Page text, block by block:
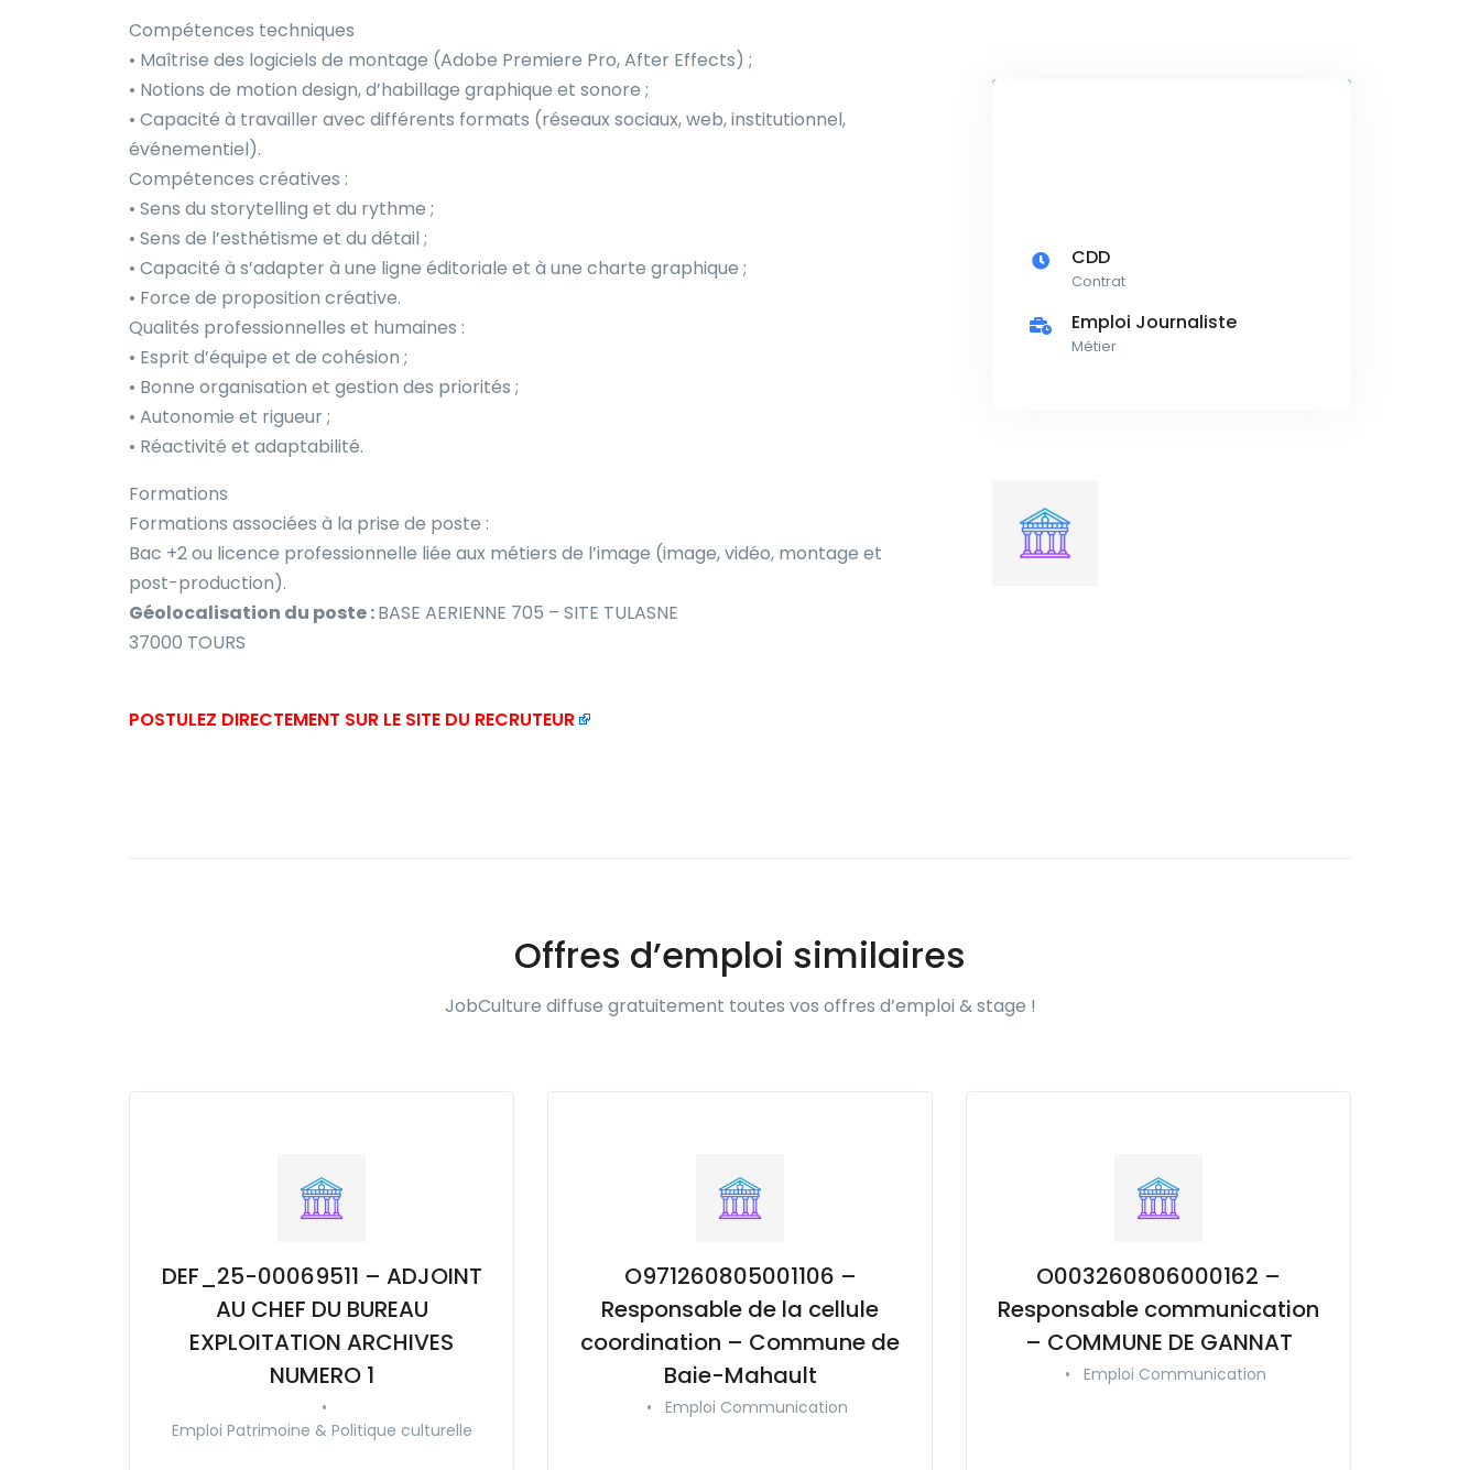
Compétences techniques
• Maîtrise des logiciels de montage (Adobe Premiere Pro, After Effects) ;
• Notions de motion design, d’habillage graphique et sonore ;
• Capacité à travailler avec différents formats (réseaux sociaux, web, institutionnel,
événementiel).
Compétences créatives :
• Sens du storytelling et du rythme ;
• Sens de l’esthétisme et du détail ;
• Capacité à s’adapter à une ligne éditoriale et à une charte graphique ;
• Force de proposition créative.
Qualités professionnelles et humaines :
• Esprit d’équipe et de cohésion ;
• Bonne organisation et gestion des priorités ;
• Autonomie et rigueur ;
• Réactivité et adaptabilité.
Formations
Formations associées à la prise de poste :
Bac +2 ou licence professionnelle liée aux métiers de l’image (image, vidéo, montage et
post-production).
Géolocalisation du poste :BASE AERIENNE 705 – SITE TULASNE
37000 TOURS
POSTULEZ DIRECTEMENT SUR LE SITE DU RECRUTEUR
CDD
Contrat
Emploi Journaliste
Métier
Offres d’emploi similaires
JobCulture diffuse gratuitement toutes vos offres d’emploi & stage !
DEF_25-00069511 – ADJOINT
AU CHEF DU BUREAU
EXPLOITATION ARCHIVES
NUMERO 1
•
Emploi Patrimoine & Politique culturelle
O971260805001106 –
Responsable de la cellule
coordination – Commune de
Baie-Mahault
• Emploi Communication
O003260806000162 –
Responsable communication
– COMMUNE DE GANNAT
• Emploi Communication